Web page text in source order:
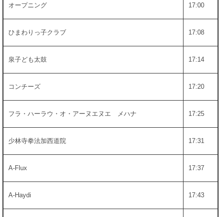
オープニング 17:00
ひまわりっ子クラブ 17:08
泉子ども太鼓 17:14
コンチーズ 17:20
フラ・ハーラウ・オ・アーヌエヌエ メハナ 17:25
少林寺拳法加西道院 17:31
A-Flux 17:37
A-Haydi 17:43